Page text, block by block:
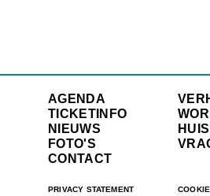
AGENDA
TICKETINFO
NIEUWS
FOTO'S
CONTACT
PRIVACY STATEMENT